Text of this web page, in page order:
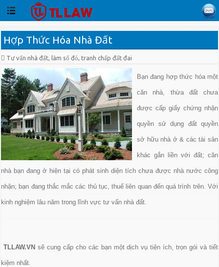
Hợp Thức Hóa Nhà Đất
Tư vấn nhà đất, làm sổ đỏ, tranh chấp đất đai
Bạn đang hợp thức hóa một
căn nhà, thừa đất chưa
được cấp giấy chứng nhận
quyền sử dụng đất quyền
sở hữu nhà ở & các tài sản
khác gắn liền với đất; căn
nhà bạn đang ở hiện tại có phát sinh diện tích chưa được nhà nước công
nhận; bạn đang thắc mắc các thủ tục, thuế liên quan đến quá trình trên. Với
kinh nghiệm lâu năm trong lĩnh vực tư vấn nhà đất.
TLLAW.VN sẽ cung cấp cho các bạn một dịch vụ tiện ích, trọn gói và tiết
kiệm nhất.